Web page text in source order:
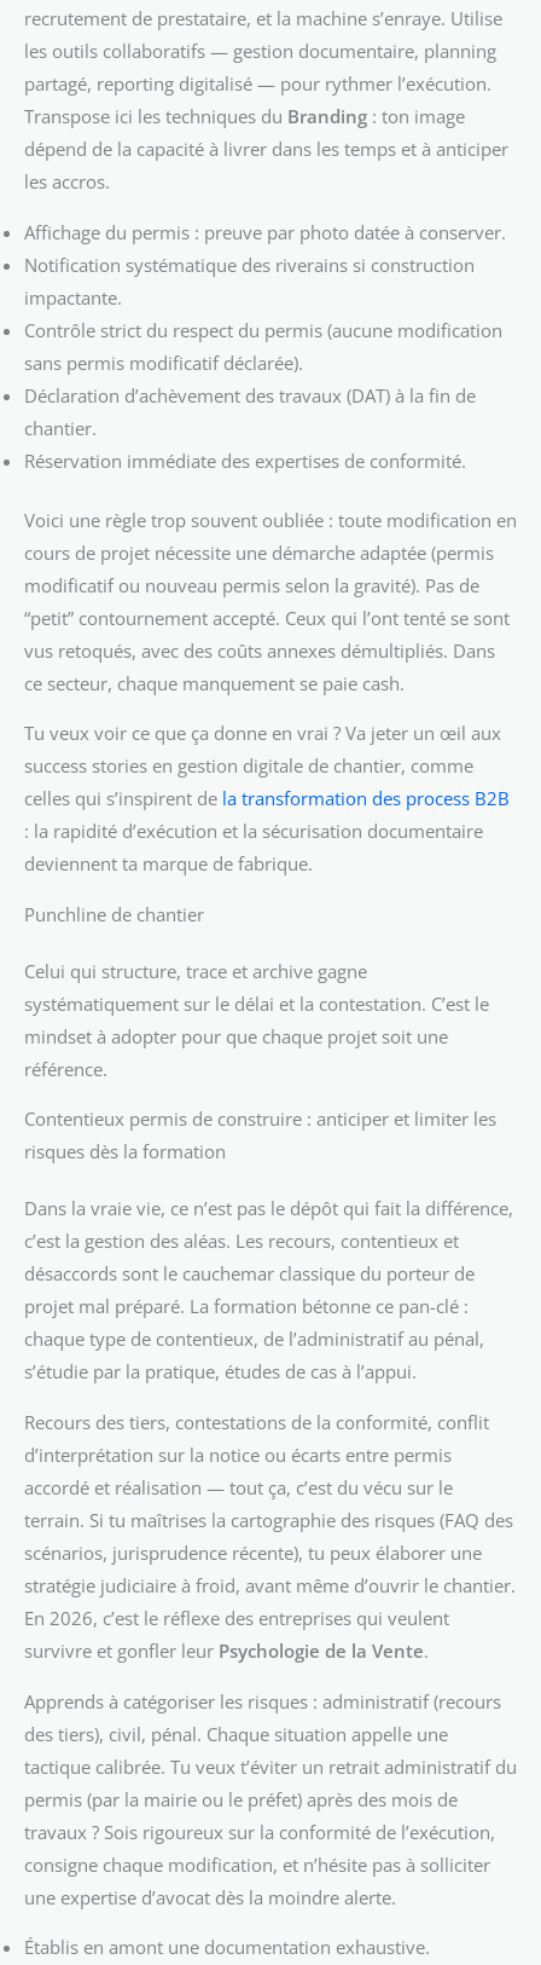
recrutement de prestataire, et la machine s’enraye. Utilise
les outils collaboratifs — gestion documentaire, planning
partagé, reporting digitalisé — pour rythmer l’exécution.
Transpose ici les techniques du Branding : ton image
dépend de la capacité à livrer dans les temps et à anticiper
les accros.
Affichage du permis : preuve par photo datée à conserver.
Notification systématique des riverains si construction
impactante.
Contrôle strict du respect du permis (aucune modification
sans permis modificatif déclarée).
Déclaration d’achèvement des travaux (DAT) à la fin de
chantier.
Réservation immédiate des expertises de conformité.
Voici une règle trop souvent oubliée : toute modification en
cours de projet nécessite une démarche adaptée (permis
modificatif ou nouveau permis selon la gravité). Pas de
“petit” contournement accepté. Ceux qui l’ont tenté se sont
vus retoqués, avec des coûts annexes démultipliés. Dans
ce secteur, chaque manquement se paie cash.
Tu veux voir ce que ça donne en vrai ? Va jeter un œil aux
success stories en gestion digitale de chantier, comme
celles qui s’inspirent de la transformation des process B2B
: la rapidité d’exécution et la sécurisation documentaire
deviennent ta marque de fabrique.
Punchline de chantier
Celui qui structure, trace et archive gagne
systématiquement sur le délai et la contestation. C’est le
mindset à adopter pour que chaque projet soit une
référence.
Contentieux permis de construire : anticiper et limiter les
risques dès la formation
Dans la vraie vie, ce n’est pas le dépôt qui fait la différence,
c’est la gestion des aléas. Les recours, contentieux et
désaccords sont le cauchemar classique du porteur de
projet mal préparé. La formation bétonne ce pan-clé :
chaque type de contentieux, de l’administratif au pénal,
s’étudie par la pratique, études de cas à l’appui.
Recours des tiers, contestations de la conformité, conflit
d’interprétation sur la notice ou écarts entre permis
accordé et réalisation — tout ça, c’est du vécu sur le
terrain. Si tu maîtrises la cartographie des risques (FAQ des
scénarios, jurisprudence récente), tu peux élaborer une
stratégie judiciaire à froid, avant même d’ouvrir le chantier.
En 2026, c’est le réflexe des entreprises qui veulent
survivre et gonfler leur Psychologie de la Vente.
Apprends à catégoriser les risques : administratif (recours
des tiers), civil, pénal. Chaque situation appelle une
tactique calibrée. Tu veux t’éviter un retrait administratif du
permis (par la mairie ou le préfet) après des mois de
travaux ? Sois rigoureux sur la conformité de l’exécution,
consigne chaque modification, et n’hésite pas à solliciter
une expertise d’avocat dès la moindre alerte.
Établis en amont une documentation exhaustive.